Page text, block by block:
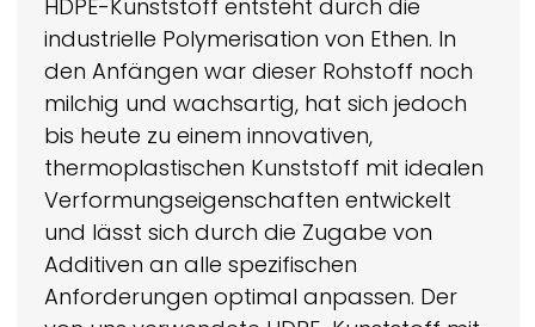
HDPE-Kunststoff entsteht durch die
industrielle Polymerisation von Ethen. In
den Anfängen war dieser Rohstoff noch
milchig und wachsartig, hat sich jedoch
bis heute zu einem innovativen,
thermoplastischen Kunststoff mit idealen
Verformungseigenschaften entwickelt
und lässt sich durch die Zugabe von
Additiven an alle spezifischen
Anforderungen optimal anpassen. Der